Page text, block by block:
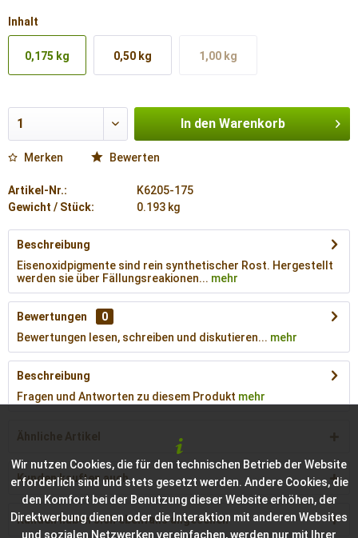
Inhalt
0,175 kg 0,50 kg 1,00 kg
In den Warenkorb
Merken Bewerten
Artikel-Nr.:
K6205-175
Gewicht / Stück:
0.193 kg
Beschreibung
Eisenoxidpigmente sind rein synthetischer Rost. Hergestellt
werden sie über Fällungsreakionen... mehr
Bewertungen
0
Bewertungen lesen, schreiben und diskutieren... mehr
Beschreibung
Fragen und Antworten zu diesem Produkt mehr
Ähnliche Artikel
Kunden kauften auch
Kunden haben sich ebenfalls angesehen
Wir nutzen Cookies, die für den technischen Betrieb der Website
erforderlich sind und stets gesetzt werden. Andere Cookies, die
den Komfort bei der Benutzung dieser Website erhöhen, der
Direktwerbung dienen oder die Interaktion mit anderen Websites
und sozialen Netzwerken vereinfachen, werden nur mit Ihrer